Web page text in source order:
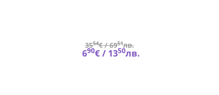
3554€ /6951лв.
690€ / 1350лв.